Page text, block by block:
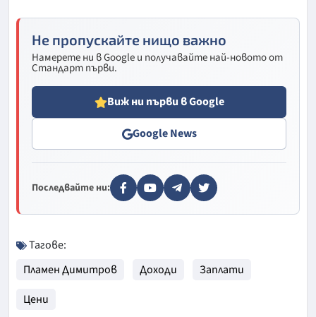
Не пропускайте нищо важно
Намерете ни в Google и получавайте най-новото от
Стандарт първи.
Виж ни първи в Google
Google News
Последвайте ни:
Тагове:
Пламен Димитров
Доходи
Заплати
Цени